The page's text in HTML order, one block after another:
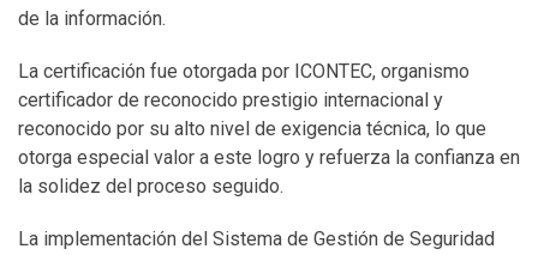
de la información.
La certificación fue otorgada por ICONTEC, organismo
certificador de reconocido prestigio internacional y
reconocido por su alto nivel de exigencia técnica, lo que
otorga especial valor a este logro y refuerza la confianza en
la solidez del proceso seguido.
La implementación del Sistema de Gestión de Seguridad